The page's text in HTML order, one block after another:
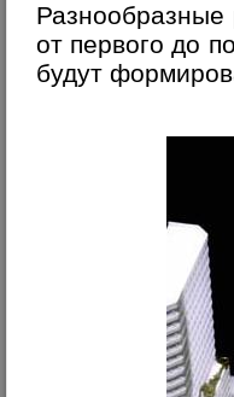
от первого до
будут